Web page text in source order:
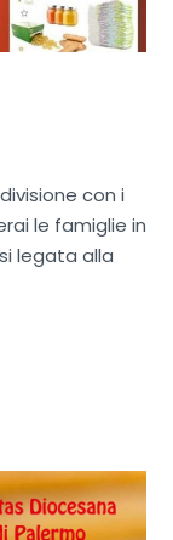
con i
le famiglie in
legata alla